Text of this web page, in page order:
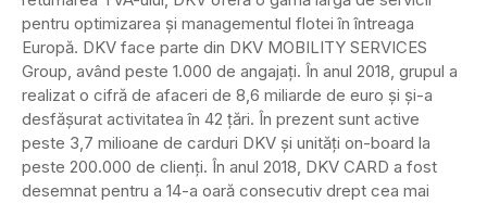
pentru optimizarea și managementul flotei în întreaga
Europă. DKV face parte din DKV MOBILITY SERVICES
Group, având peste 1.000 de angajați. În anul 2018, grupul a
realizat o cifră de afaceri de 8,6 miliarde de euro și și-a
desfășurat activitatea în 42 țări. În prezent sunt active
peste 3,7 milioane de carduri DKV și unități on-board la
peste 200.000 de clienți. În anul 2018, DKV CARD a fost
desemnat pentru a 14-a oară consecutiv drept cea mai